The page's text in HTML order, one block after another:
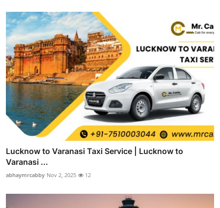
Lucknow to Varanasi Taxi Service | Lucknow to
Varanasi ...
abhaymrcabby Nov 2, 2025 12